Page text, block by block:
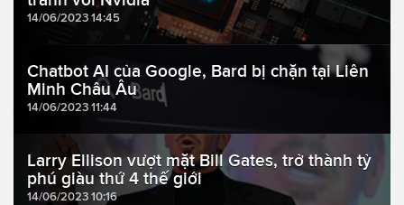
14/06/2023 14:45
Chatbot AI của Google, Bard bị chặn tại Liên
Minh Châu Âu
14/06/2023 11:44
Larry Ellison vượt mặt Bill Gates, trở thành tỷ
phú giàu thứ 4 thế giới
14/06/2023 10:16